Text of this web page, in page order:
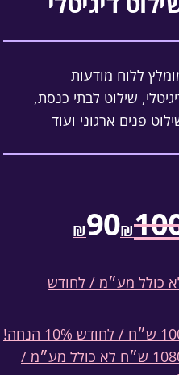
ללוח מודעות
שילוט לבתי כנסת,
פנים ארגוני ועוד
₪
90
₪
כולל מע״מ / לחודש
/ לחודש
1080 ש״ח לא כולל מע״מ /